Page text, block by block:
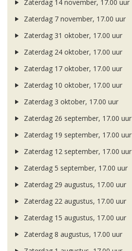
Zaterdag 14 november, 17.00 uur
Zaterdag 7 november, 17.00 uur
Zaterdag 31 oktober, 17.00 uur
Zaterdag 24 oktober, 17.00 uur
Zaterdag 17 oktober, 17.00 uur
Zaterdag 10 oktober, 17.00 uur
Zaterdag 3 oktober, 17.00 uur
Zaterdag 26 september, 17.00 uur
Zaterdag 19 september, 17.00 uur
Zaterdag 12 september, 17.00 uur
Zaterdag 5 september, 17.00 uur
Zaterdag 29 augustus, 17.00 uur
Zaterdag 22 augustus, 17.00 uur
Zaterdag 15 augustus, 17.00 uur
Zaterdag 8 augustus, 17.00 uur